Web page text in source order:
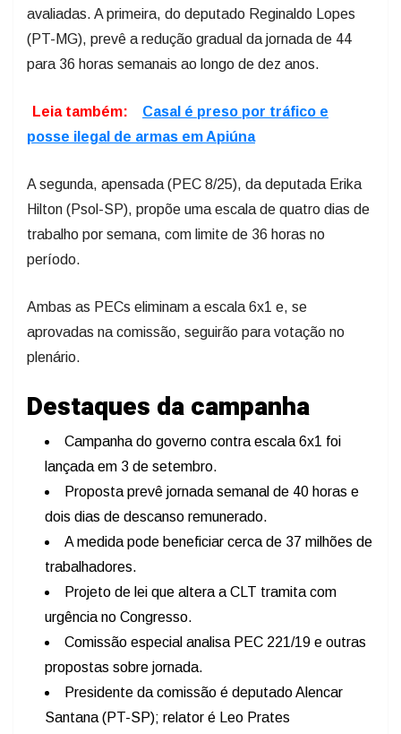
avaliadas. A primeira, do deputado Reginaldo Lopes
(PT-MG), prevê a redução gradual da jornada de 44
para 36 horas semanais ao longo de dez anos.
Leia também:
Casal é preso por tráfico e
posse ilegal de armas em Apiúna
A segunda, apensada (PEC 8/25), da deputada Erika
Hilton (Psol-SP), propõe uma escala de quatro dias de
trabalho por semana, com limite de 36 horas no
período.
Ambas as PECs eliminam a escala 6x1 e, se
aprovadas na comissão, seguirão para votação no
plenário.
Destaques da campanha
Campanha do governo contra escala 6x1 foi
lançada em 3 de setembro.
Proposta prevê jornada semanal de 40 horas e
dois dias de descanso remunerado.
A medida pode beneficiar cerca de 37 milhões de
trabalhadores.
Projeto de lei que altera a CLT tramita com
urgência no Congresso.
Comissão especial analisa PEC 221/19 e outras
propostas sobre jornada.
Presidente da comissão é deputado Alencar
Santana (PT-SP); relator é Leo Prates